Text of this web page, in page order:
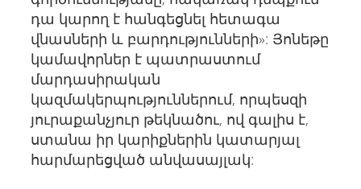
դա կարող է հանգեցնել հետագա
վնասների և բարդությունների»: Յոնեթը
կամավորներ է պատրաստում
մարդասիրական
կազմակերպություններում, որպեսզի
յուրաքանչյուր թեկնածու, ով գալիս է,
ստանա իր կարիքներին կատարյալ
հարմարեցված անվասայլակ: